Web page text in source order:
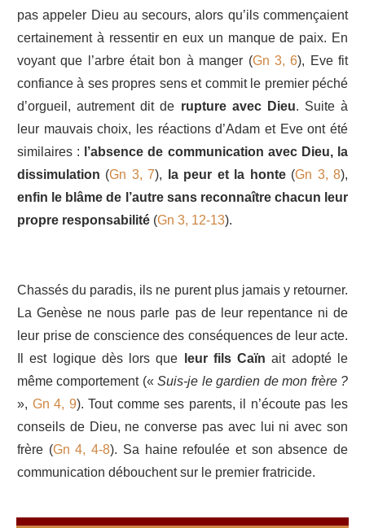
pas appeler Dieu au secours, alors qu’ils commençaient
certainement à ressentir en eux un manque de paix. En
voyant que l’arbre était bon à manger (Gn 3, 6), Eve fit
confiance à ses propres sens et commit le premier péché
d’orgueil, autrement dit de rupture avec Dieu. Suite à
leur mauvais choix, les réactions d’Adam et Eve ont été
similaires :
l’absence de communication avec Dieu, la
dissimulation (Gn 3, 7), la peur et la honte(Gn 3, 8),
enfin le blâme de l’autre sans reconnaître chacun leur
propre responsabilité (Gn 3, 12-13).
Chassés du paradis, ils ne purent plus jamais y retourner.
La Genèse ne nous parle pas de leur repentance ni de
leur prise de conscience des conséquences de leur acte.
Il est logique dès lors que
leur fils Caïn ait adopté le
même comportement («Suis-je le gardien de mon frère ?
», Gn 4, 9). Tout comme ses parents, il n’écoute pas les
conseils de Dieu, ne converse pas avec lui ni avec son
frère (Gn 4, 4-8). Sa haine refoulée et son absence de
communication débouchent sur le premier fratricide.